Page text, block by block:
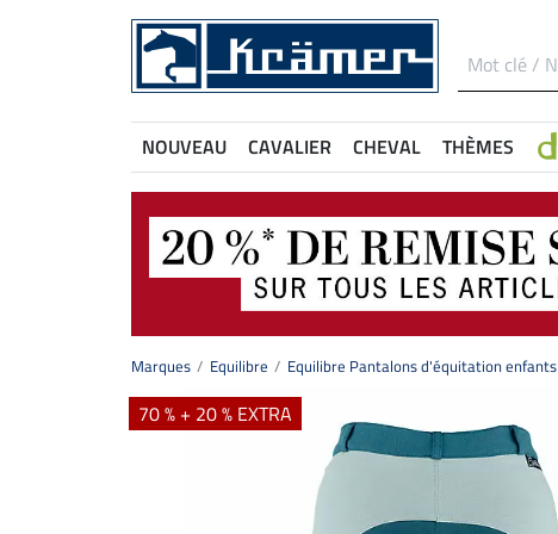
NOUVEAU CAVALIER CHEVAL THÈMES
Marques Equilibre Equilibre Pantalons d'équitation enfants
70 % + 20 % EXTRA